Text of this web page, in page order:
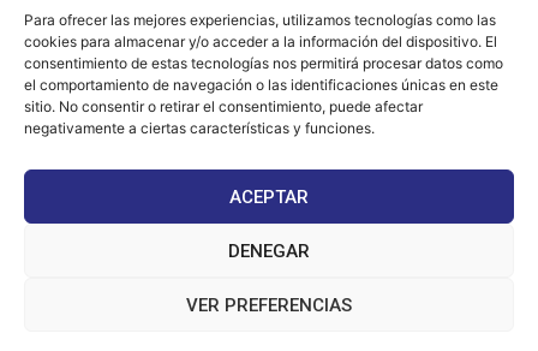
Para ofrecer las mejores experiencias, utilizamos tecnologías como las
cookies para almacenar y/o acceder a la información del dispositivo. El
consentimiento de estas tecnologías nos permitirá procesar datos como
el comportamiento de navegación o las identificaciones únicas en este
sitio. No consentir o retirar el consentimiento, puede afectar
negativamente a ciertas características y funciones.
ACEPTAR
DENEGAR
VER PREFERENCIAS
Polígono Comercial Urbisur (Cita previa) 11130
Chiclana de la Fra. (Cádiz)
667 457 908
info@mantonesdelsur.com
mantonesdelsur@gmail.com